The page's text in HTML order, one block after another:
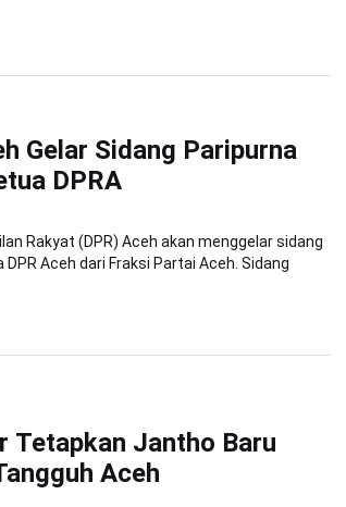
Gelar Sidang Paripurna
DPRA
Rakyat (DPR) Aceh akan menggelar sidang
Aceh dari Fraksi Partai Aceh. Sidang
Tetapkan Jantho Baru
Aceh